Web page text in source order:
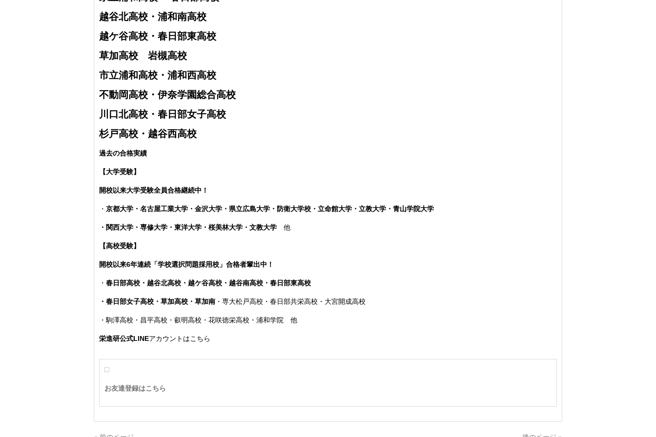
越谷北高校・ 浦和南高校
越ケ谷高校・ 春日部東高校
草加高校 岩槻高校
市立浦和高校・浦和西高校
不動岡高校・伊奈学園総合高校
川口北高校・春日部女子高校
杉戸高校・越谷西高校
過去の合格実績
【大学受験】
開校以来大学受験全員合格継続中！
・ 京都大学・名古屋工業大学・金沢大学・県立広島大学・防衛大学校・立命館大学・立教大学・青山学院大学
・関西大学・専修大学・東洋大学・桜美林大学・文教大学 他
【高校受験】
開校以来6年連続「学校選択問題採用校」合格者輩出中！
・ 春日部高校・越谷北高校・越ケ谷高校・越谷南高校・春日部東高校
・春日部女子高校・草加高校 ・草加南 ・専大松戸高校 ・春日部共栄高校・大宮開成高校
・駒澤高校・昌平高校・叡明高校・花咲徳栄高校・浦和学院 他
栄進研公式LINEアカウントはこちら
お友達登録はこちら